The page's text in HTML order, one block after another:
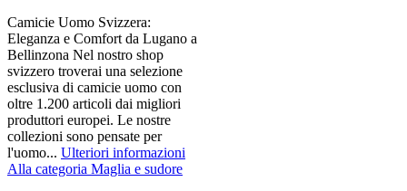
Camicie Uomo Svizzera:
Eleganza e Comfort da Lugano a
Bellinzona Nel nostro shop
svizzero troverai una selezione
esclusiva di camicie uomo con
oltre 1.200 articoli dai migliori
produttori europei. Le nostre
collezioni sono pensate per
l'uomo... Ulteriori informazioni
Alla categoria Maglia e sudore